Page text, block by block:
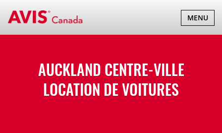
BASCULER
LA
MENU
AUCKLAND CENTRE-VILLE
LOCATION DE VOITURES